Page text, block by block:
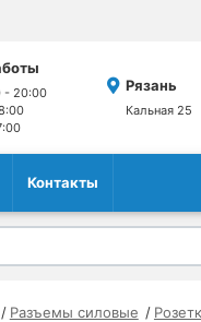
- 20:00
Рязань
Кальная 25
Контакты
Разъемы силовые